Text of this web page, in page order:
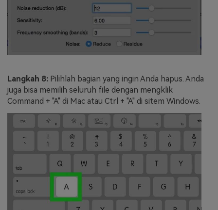
Langkah 8: Pilihlah bagian yang ingin Anda hapus. Anda
juga bisa memilih seluruh file dengan mengklik
Command + "A" di Mac atau Ctrl + "A" di sitem Windows.